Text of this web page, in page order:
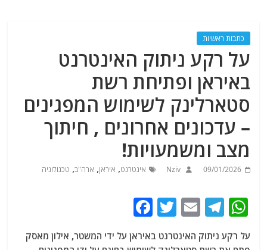
כתבות ראשיות
על רקע ניתוק האינטרנט
באיראן ופתיחת רשת
סטארלינק לשימוש המפגינים
– עדכונים אחרונים , חיתוך
מצב ומשמעויות!
09/01/2026
Nziv אינטרנט, איראן, ארה"ב, טכנולוגיה
W
T
E
T
על רקע ניתוק האינטרנט באיראן על ידי המשטר, אילון מאסק